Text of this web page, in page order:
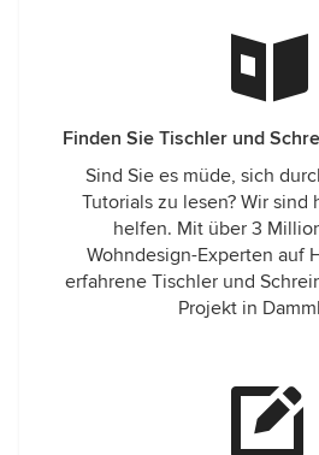
Finden Sie Tischler und
Sind Sie es müde, sich
Tutorials zu lesen? Wir sind
helfen. Mit über 3
Wohndesign-Experten auf
erfahrene Tischler und
Projekt in